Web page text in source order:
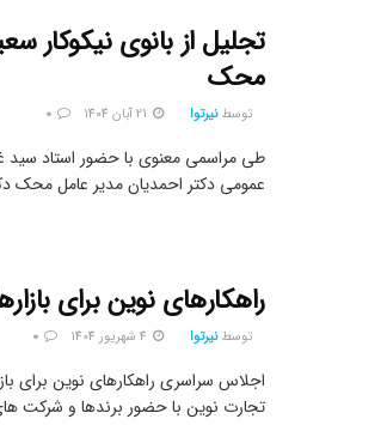
تجلیل از بانوی نیکوکار
محک
توسط نیرتوا
طی مراسمی معنوی با حضور استاد سید
عمومی دکتر احمدیان مدیر عامل محک
راهکارهای نوین برای
توسط نیرتوا
اجلاس سراسری راهکارهای نوین برای
تجارت نوین با حضور برندها و شرکت